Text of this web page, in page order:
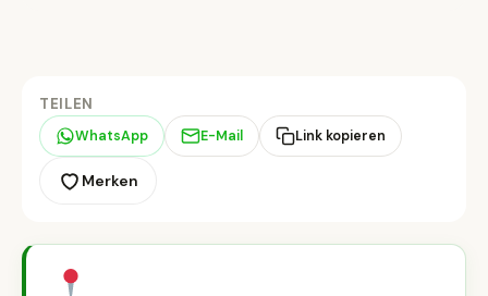
TEILEN
WhatsApp E-Mail Link kopieren
Merken